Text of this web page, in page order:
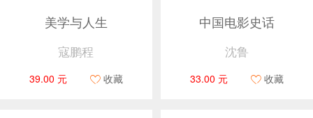
美学与人生
寇鹏程
39.00 元 收藏
中国电影史话
沈鲁
33.00 元 收藏